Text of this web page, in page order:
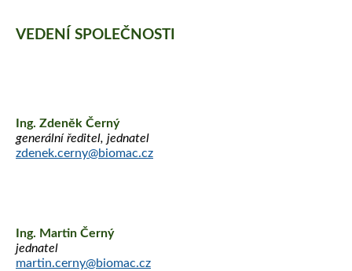
VEDENÍ SPOLEČNOSTI
Ing. Zdeněk Černý
generální ředitel, jednatel
zdenek.cerny@biomac.cz
Ing. Martin Černý
jednatel
martin.cerny@biomac.cz